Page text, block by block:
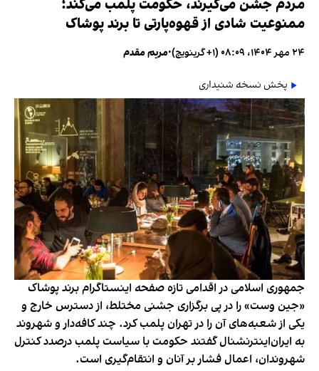
مردم جشن می‌گیرند، حکومت پلمب می‌کند؛
ممنوعیت شادی از قهوه‌پارتی تا برند پوشاک
۲۴ مهر ۱۴۰۴، ۰۸:۰۹ (‎+۱ گرینویچ) •مریم مقدم
پخش نسخه شنیداری
جمهوری اسلامی در اقدامی تازه صفحه اینستاگرام برند پوشاک
«جین وست» را در پی برگزاری جشنی مختلط، از دسترس خارج و
یکی از شعبه‌های آن را در تهران پلمب کرد. چند کافه‌‌دار و شهروند
به ایران‌اینترنشنال گفتند حکومت با سیاست پلمب درصدد کنترل
شهروندان، اعمال فشار بر آنان و انتقام‌گیری است.